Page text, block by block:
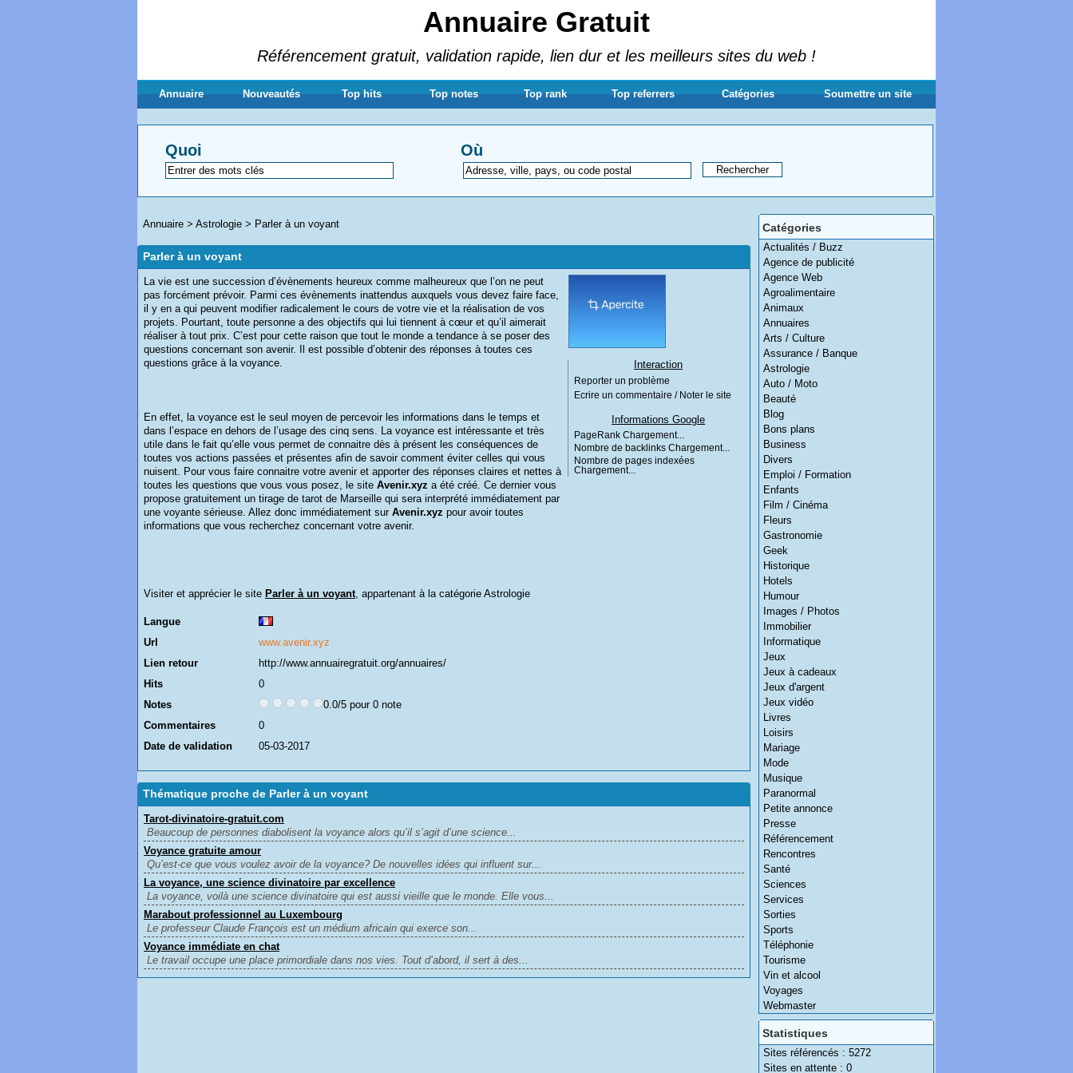
Annuaire Gratuit
Référencement gratuit, validation rapide, lien dur et les meilleurs sites du web !
Annuaire Nouveautés Top hits Top notes Top rank Top referrers Catégories Soumettre un site
Quoi Où
Catégories
Actualités / Buzz
Agence de publicité
Agence Web
Agroalimentaire
Animaux
Annuaires
Arts / Culture
Assurance / Banque
Astrologie
Auto / Moto
Beauté
Blog
Bons plans
Business
Divers
Emploi / Formation
Enfants
Film / Cinéma
Fleurs
Gastronomie
Geek
Historique
Hotels
Humour
Images / Photos
Immobilier
Informatique
Jeux
Jeux à cadeaux
Jeux d'argent
Jeux vidéo
Livres
Loisirs
Mariage
Mode
Musique
Paranormal
Petite annonce
Presse
Référencement
Rencontres
Santé
Sciences
Services
Sorties
Sports
Téléphonie
Tourisme
Vin et alcool
Voyages
Webmaster
Statistiques
Sites référencés : 5272
Sites en attente : 0
Annuaire > Astrologie > Parler à un voyant
Parler à un voyant
La vie est une succession d’évènements heureux comme malheureux que l’on ne peut
pas forcément prévoir. Parmi ces évènements inattendus auxquels vous devez faire face,
il y en a qui peuvent modifier radicalement le cours de votre vie et la réalisation de vos
projets. Pourtant, toute personne a des objectifs qui lui tiennent à cœur et qu’il aimerait
réaliser à tout prix. C’est pour cette raison que tout le monde a tendance à se poser des
questions concernant son avenir. Il est possible d’obtenir des réponses à toutes ces
questions grâce à la voyance.
En effet, la voyance est le seul moyen de percevoir les informations dans le temps et
dans l’espace en dehors de l’usage des cinq sens. La voyance est intéressante et très
utile dans le fait qu’elle vous permet de connaitre dès à présent les conséquences de
toutes vos actions passées et présentes afin de savoir comment éviter celles qui vous
nuisent. Pour vous faire connaitre votre avenir et apporter des réponses claires et nettes à
toutes les questions que vous vous posez, le site Avenir.xyz a été créé. Ce dernier vous
propose gratuitement un tirage de tarot de Marseille qui sera interprété immédiatement par
une voyante sérieuse. Allez donc immédiatement sur Avenir.xyz pour avoir toutes
informations que vous recherchez concernant votre avenir.
Visiter et apprécier le site Parler à un voyant, appartenant à la catégorie Astrologie
Langue
Url
www.avenir.xyz
Lien retour
http://www.annuairegratuit.org/annuaires/
Hits
0
Notes
0.0/5 pour 0 note
Commentaires
0
Date de validation
05-03-2017
Interaction
Reporter un problème
Ecrire un commentaire / Noter le site
Informations Google
PageRank Chargement...
Nombre de backlinks Chargement...
Nombre de pages indexées
Chargement...
Thématique proche de Parler à un voyant
Tarot-divinatoire-gratuit.com
Beaucoup de personnes diabolisent la voyance alors qu’il s’agit d’une science...
Voyance gratuite amour
Qu’est-ce que vous voulez avoir de la voyance? De nouvelles idées qui influent sur...
La voyance, une science divinatoire par excellence
La voyance, voilà une science divinatoire qui est aussi vieille que le monde. Elle vous...
Marabout professionnel au Luxembourg
Le professeur Claude François est un médium africain qui exerce son...
Voyance immédiate en chat
Le travail occupe une place primordiale dans nos vies. Tout d’abord, il sert à des...